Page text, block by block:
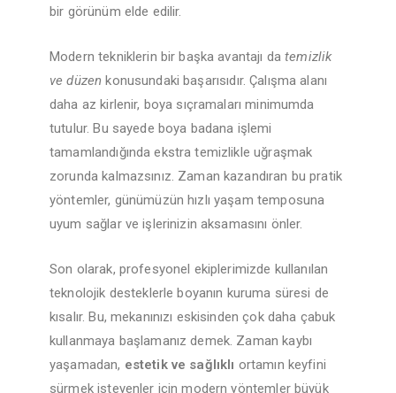
bir görünüm elde edilir.
Modern tekniklerin bir başka avantajı datemizlik
ve düzen konusundaki başarısıdır. Çalışma alanı
daha az kirlenir, boya sıçramaları minimumda
tutulur. Bu sayede boya badana işlemi
tamamlandığında ekstra temizlikle uğraşmak
zorunda kalmazsınız. Zaman kazandıran bu pratik
yöntemler, günümüzün hızlı yaşam temposuna
uyum sağlar ve işlerinizin aksamasını önler.
Son olarak, profesyonel ekiplerimizde kullanılan
teknolojik desteklerle boyanın kuruma süresi de
kısalır. Bu, mekanınızı eskisinden çok daha çabuk
kullanmaya başlamanız demek. Zaman kaybı
yaşamadan, estetik ve sağlıklı ortamın keyfini
sürmek isteyenler için modern yöntemler büyük